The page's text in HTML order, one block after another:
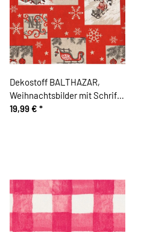
Dekostoff BALTHAZAR,
Weihnachtsbilder mit Schrift,
rot-natur
19,99 € *